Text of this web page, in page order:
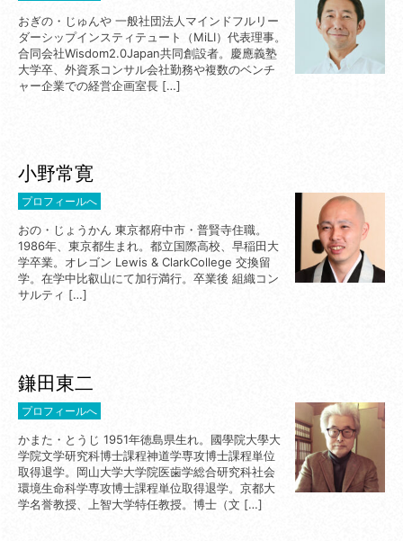
おぎの・じゅんや 一般社団法人マインドフルリー
ダーシップインスティテュート（MiLI）代表理事。
合同会社Wisdom2.0Japan共同創設者。慶應義塾
大学卒、外資系コンサル会社勤務や複数のベンチ
ャー企業での経営企画室長 […]
小野常寛
おの・じょうかん 東京都府中市・普賢寺住職。
1986年、東京都生まれ。都立国際高校、早稲田大
学卒業。オレゴン Lewis & ClarkCollege 交換留
学。在学中比叡山にて加行満行。卒業後 組織コン
サルティ […]
プロフィールへ
鎌田東二
かまた・とうじ 1951年徳島県生れ。國學院大學大
学院文学研究科博士課程神道学専攻博士課程単位
取得退学。岡山大学大学院医歯学総合研究科社会
環境生命科学専攻博士課程単位取得退学。京都大
学名誉教授、上智大学特任教授。博士（文 […]
プロフィールへ